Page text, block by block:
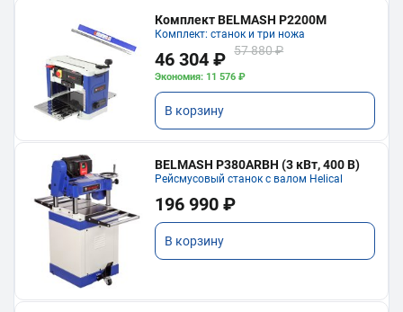
Комплект BELMASH P2200M
Комплект: станок и три ножа
46 304 ₽ 57 880 ₽
Экономия: 11 576 ₽
В корзину
BELMASH P380ARBH (3 кВт, 400 В)
Рейсмусовый станок с валом Helical
196 990 ₽
В корзину